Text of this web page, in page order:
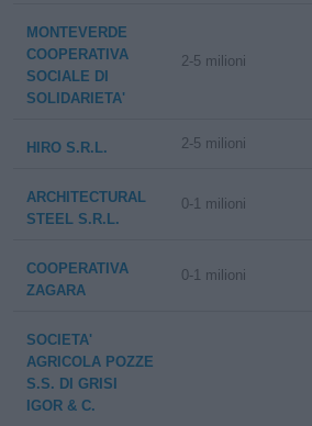
MONTEVERDE
COOPERATIVA
SOCIALE DI
SOLIDARIETA'
2-5 milioni
HIRO S.R.L. 2-5 milioni
ARCHITECTURAL
STEEL S.R.L.
0-1 milioni
COOPERATIVA
ZAGARA
0-1 milioni
SOCIETA'
AGRICOLA POZZE
S.S. DI GRISI
IGOR & C.